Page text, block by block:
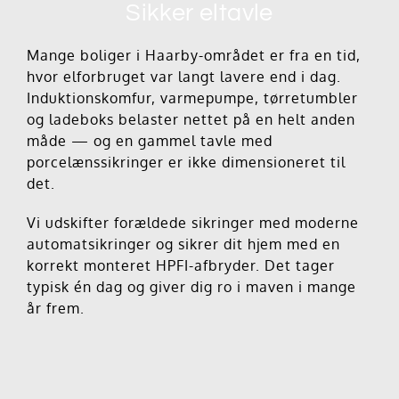
Mange boliger i Haarby-området er fra en tid,
hvor elforbruget var langt lavere end i dag.
Induktionskomfur, varmepumpe, tørretumbler
og ladeboks belaster nettet på en helt anden
måde — og en gammel tavle med
porcelænssikringer er ikke dimensioneret til
det.
Vi udskifter forældede sikringer med moderne
automatsikringer og sikrer dit hjem med en
korrekt monteret HPFI-afbryder. Det tager
typisk én dag og giver dig ro i maven i mange
år frem.